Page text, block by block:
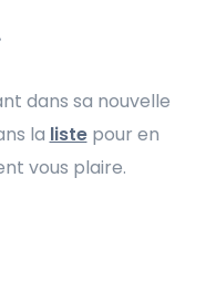
dans sa nouvelle
la listepour en
vous plaire.